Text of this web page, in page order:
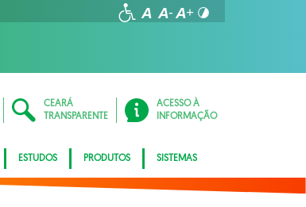
CEARÁ
TRANSPARENTE
ACESSO À
INFORMAÇÃO
ESTUDOS PRODUTOS SISTEMAS